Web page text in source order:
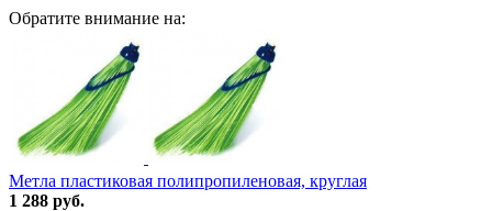
Обратите внимание на:
Метла пластиковая полипропиленовая, круглая
1 288 руб.